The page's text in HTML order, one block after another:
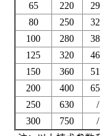
65
220
80
250
100
280
125
320
150
360
200
400
250
630 /
300
750 /